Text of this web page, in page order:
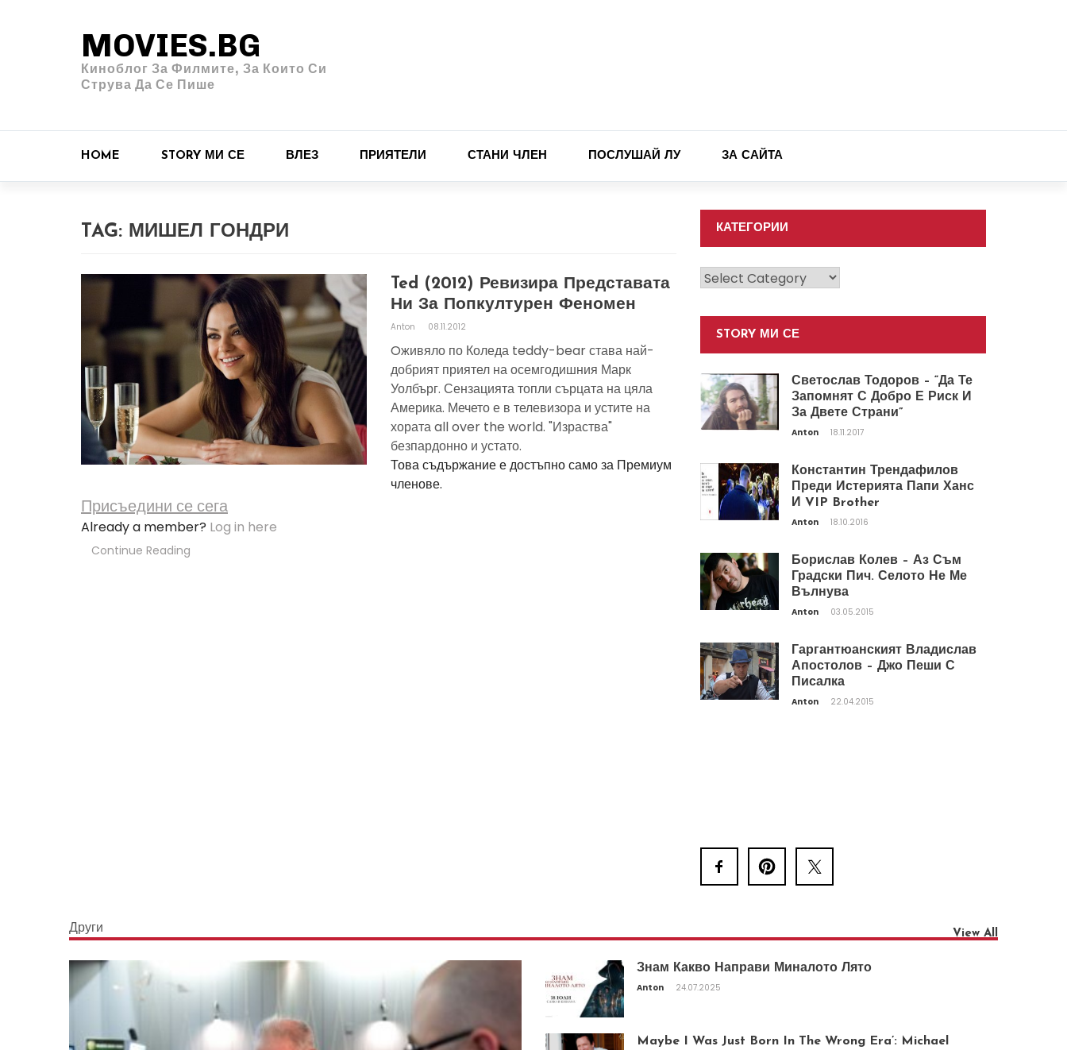
MOVIES.BG
Киноблог За Филмите, За Които Си
Струва Да Се Пише
HOME STORY МИ СЕ ВЛЕЗ ПРИЯТЕЛИ СТАНИ ЧЛЕН ПОСЛУШАЙ ЛУ ЗА САЙТА
TAG: МИШЕЛ ГОНДРИ
Ted (2012) Ревизира Представата
Ни За Попкултурен Феномен
Anton 08.11.2012
Oживяло по Коледа teddy-bear става най-
добрият приятел на осемгодишния Марк
Уолбърг. Сензацията топли сърцата на цяла
Америка. Мечето е в телевизора и устите на
хората all over the world. "Израства"
безпардонно и устато.
Това съдържание е достъпно само за Премиум
членове.
Присъедини се сега
Already a member? Log in here
Continue Reading
КАТЕГОРИИ
Категории
STORY МИ СЕ
Светослав Тодоров – “Да Те
Запомнят С Добро Е Риск И
За Двете Страни”
Anton 18.11.2017
Константин Трендафилов
Преди Истерията Папи Ханс
И VIP Brother
Anton 18.10.2016
Борислав Колев – Аз Съм
Градски Пич. Селото Не Ме
Вълнува
Anton 03.05.2015
Гаргантюанският Владислав
Апостолов – Джо Пеши С
Писалка
Anton 22.04.2015
Други View All
Знам Какво Направи Миналото Лято
Anton 24.07.2025
Maybe I Was Just Born In The Wrong Era’: Michael